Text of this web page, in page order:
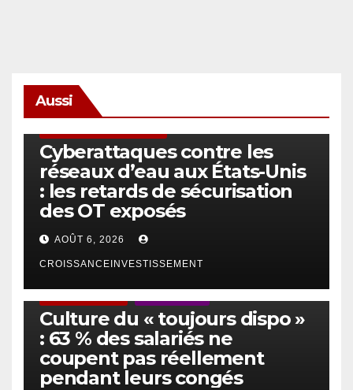
Aussi
Cyberattaques contre les
réseaux d’eau aux États-Unis
: les retards de sécurisation
des OT exposés
AOÛT 6, 2026
CROISSANCEINVESTISSEMENT
Culture du « toujours dispo »
: 63 % des salariés ne
coupent pas réellement
pendant leurs congés